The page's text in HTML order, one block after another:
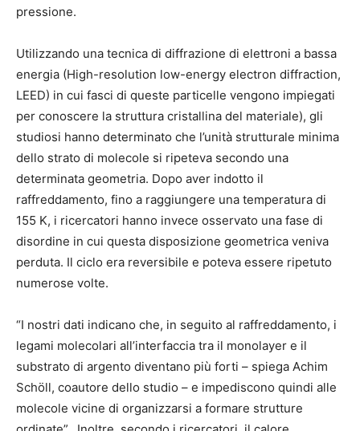
pressione.
Utilizzando una tecnica di diffrazione di elettroni a bassa
energia (High-resolution low-energy electron diffraction,
LEED) in cui fasci di queste particelle vengono impiegati
per conoscere la struttura cristallina del materiale), gli
studiosi hanno determinato che l’unità strutturale minima
dello strato di molecole si ripeteva secondo una
determinata geometria. Dopo aver indotto il
raffreddamento, fino a raggiungere una temperatura di
155 K, i ricercatori hanno invece osservato una fase di
disordine in cui questa disposizione geometrica veniva
perduta. Il ciclo era reversibile e poteva essere ripetuto
numerose volte.
“I nostri dati indicano che, in seguito al raffreddamento, i
legami molecolari all’interfaccia tra il monolayer e il
substrato di argento diventano più forti – spiega Achim
Schöll, coautore dello studio – e impediscono quindi alle
molecole vicine di organizzarsi a formare strutture